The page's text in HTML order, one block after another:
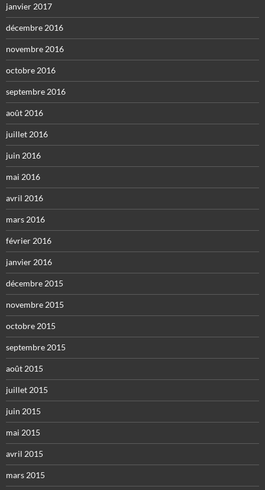
janvier 2017
décembre 2016
novembre 2016
octobre 2016
septembre 2016
août 2016
juillet 2016
juin 2016
mai 2016
avril 2016
mars 2016
février 2016
janvier 2016
décembre 2015
novembre 2015
octobre 2015
septembre 2015
août 2015
juillet 2015
juin 2015
mai 2015
avril 2015
mars 2015